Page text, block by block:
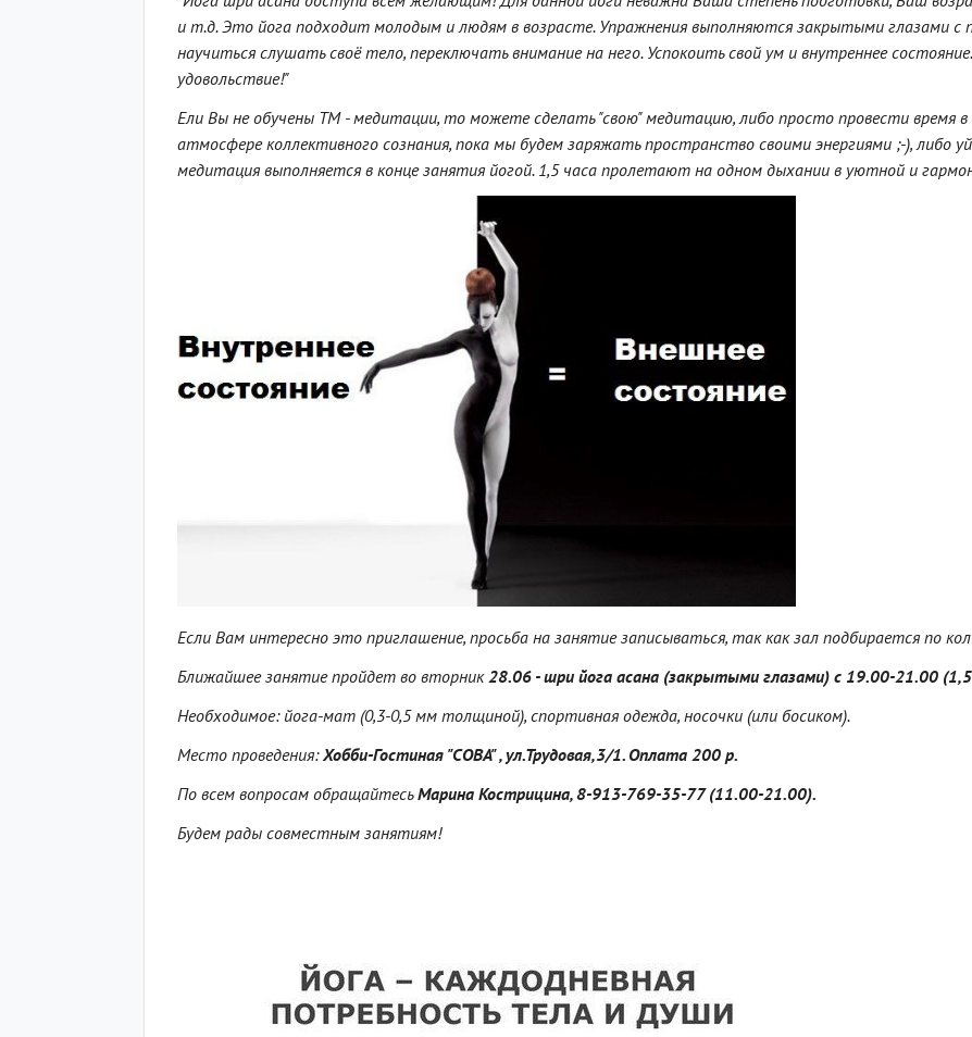
и т.д. Это йога подходит молодым и людям в возрасте. Упражнения выполняются закрытыми глазами с
научиться слушать своё тело, переключать внимание на него. Успокоить свой ум и внутреннее состояние.
удовольствие!"
Ели Вы не обучены ТМ - медитации, то можете сделать "свою" медитацию, либо просто провести время в
атмосфере коллективного сознания, пока мы будем заряжать пространство своими энергиями ;-), либо
медитация выполняется в конце занятия йогой. 1,5 часа пролетают на одном дыхании в уютной и
Если Вам интересно это приглашение, просьба на занятие записываться, так как зал подбирается по
Ближайшее занятие пройдет во вторник28.06 - шри йога асана (закрытыми глазами) с 19.00-21.00
Необходимое: йога-мат (0,3-0,5 мм толщиной), спортивная одежда, носочки (или босиком).
Место проведения:Хобби-Гостиная "СОВА" , ул.Трудовая,3/1. Оплата 200 р.
По всем вопросам обращайтесьМарина Кострицина, 8-913-769-35-77 (11.00-21.00).
Будем рады совместным занятиям!